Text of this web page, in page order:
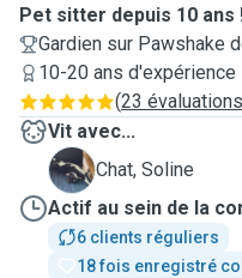
Pet sitter depuis 10 ans
Gardien sur Pawshake
10-20 ans d'expérience
(23 évaluations
Vit avec...
S
Chat, Soline
Actif au sein de la
6 clients réguliers
18 fois enregistré